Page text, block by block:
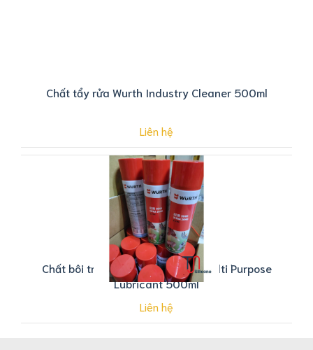
Chất tẩy rửa Wurth Industry Cleaner 500ml
Liên hệ
Chất bôi trơn Wurth Ultra 2040 Multi Purpose
Lubricant 500ml
Liên hệ